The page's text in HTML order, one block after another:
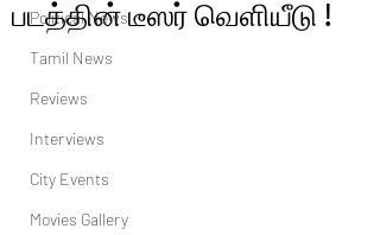
Political News
Tamil News
Reviews
Interviews
City Events
Movies Gallery
படத்தின் டீஸர் வெளியீடு !